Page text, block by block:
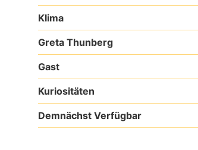
Klima
Greta Thunberg
Gast
Kuriositäten
Demnächst Verfügbar